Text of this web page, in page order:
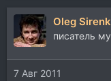
Oleg
писатель
7 Авг 2011